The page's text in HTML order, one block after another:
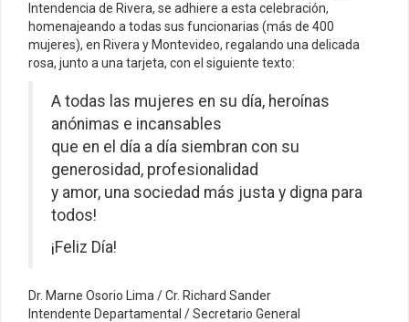
Intendencia de Rivera, se adhiere a esta celebración,
homenajeando a todas sus funcionarias (más de 400
mujeres), en Rivera y Montevideo, regalando una delicada
rosa, junto a una tarjeta, con el siguiente texto:
A todas las mujeres en su día, heroínas
anónimas e incansables
que en el día a día siembran con su
generosidad, profesionalidad
y amor, una sociedad más justa y digna para
todos!
¡Feliz Día!
Dr. Marne Osorio Lima / Cr. Richard Sander
Intendente Departamental / Secretario General